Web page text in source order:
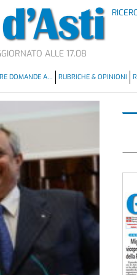
ALLE 17.08
DOMANDE A… RUBRICHE & OPINIONI